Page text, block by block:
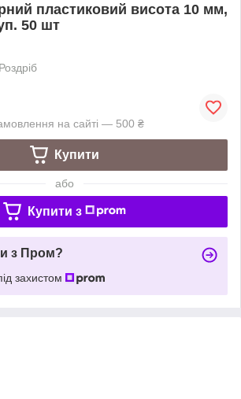
пластиковий висота 10 мм,
50 шт
Роздріб
на сайті — 500 ₴
Купити
або
Купити з
з Пром?
захистом